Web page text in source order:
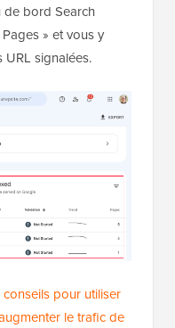
de bord Search
» et vous y
signalées.
conseils pour utiliser
le trafic de